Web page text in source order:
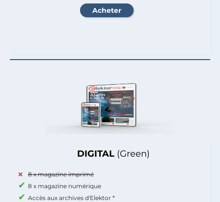
DIGITAL (Green)
8 x magazine imprimé
8 x magazine numérique
Accès aux archives d'Elektor *